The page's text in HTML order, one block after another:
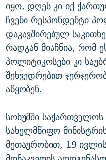
იყო, დღეს კი იქ
ჩვენი რესპონდენტი
დაკავშირებულ
რადგან მიაჩნია, რომ
პოლიტიკოსები კი
შეხვედრებით
აწყობენ.
სოხუმში
სახელმწიფო
მეთაურობით, 19